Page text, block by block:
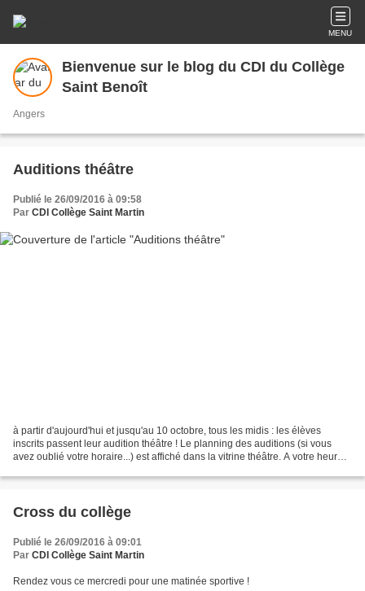
MENU
Bienvenue sur le blog du CDI du Collège
Saint Benoît
Angers
Auditions théâtre
Publié le 26/09/2016 à 09:58
Par CDI Collège Saint Martin
à partir d'aujourd'hui et jusqu'au 10 octobre, tous les midis : les élèves
inscrits passent leur audition théâtre ! Le planning des auditions (si vous
avez oublié votre horaire...) est affiché dans la vitrine théâtre. A votre heure
Cross du collège
Publié le 26/09/2016 à 09:01
Par CDI Collège Saint Martin
Rendez vous ce mercredi pour une matinée sportive !